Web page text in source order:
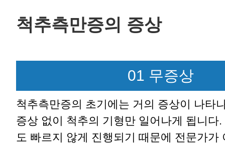
척추측만증의 증상
01 무증상
척추측만증의 초기에는 거의 증상이 나타
증상 없이 척추의 기형만 일어나게 됩니다
도 빠르지 않게 진행되기 때문에 전문가가